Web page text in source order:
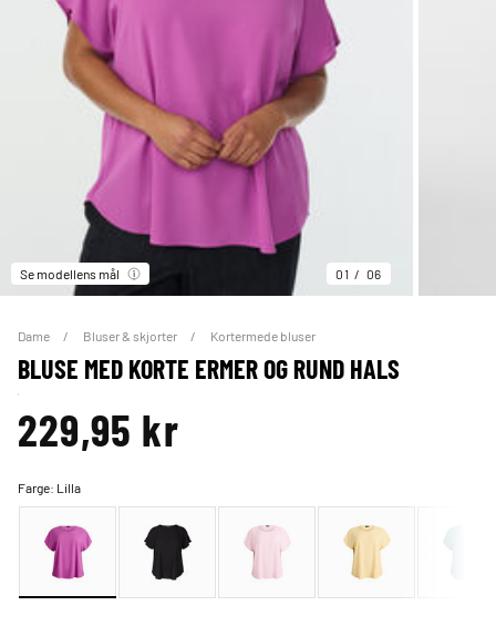
Se modellens mål 01 06
Dame Bluser & skjorter Kortermede bluser
BLUSE MED KORTE ERMER OG RUND HALS
229,95 kr
Farge: Lilla